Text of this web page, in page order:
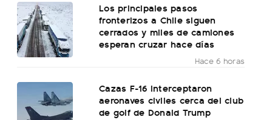
Los principales pasos
fronterizos a Chile siguen
cerrados y miles de camiones
esperan cruzar hace días
Hace 6 horas
Cazas F-16 interceptaron
aeronaves civiles cerca del club
de golf de Donald Trump